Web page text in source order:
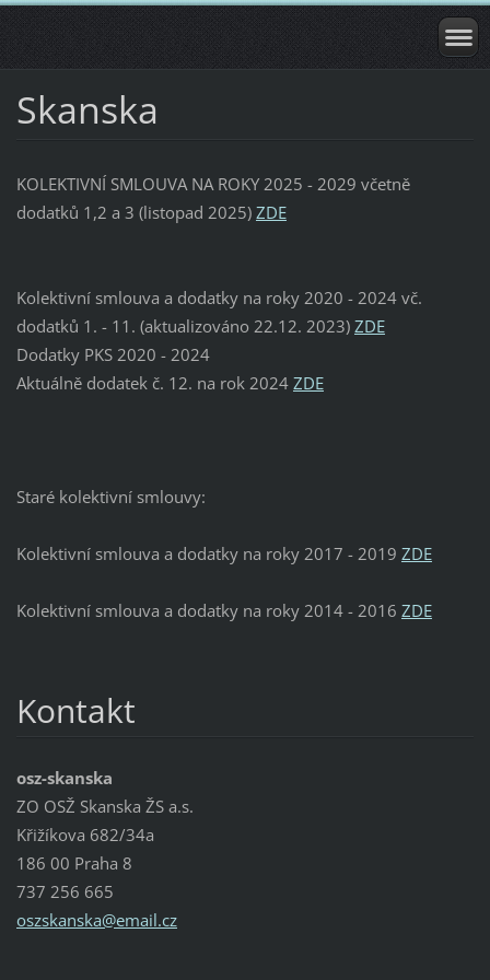
Skanska
KOLEKTIVNÍ SMLOUVA NA ROKY 2025 - 2029 včetně
dodatků 1,2 a 3 (listopad 2025) ZDE
Kolektivní smlouva a dodatky na roky 2020 - 2024 vč.
dodatků 1. - 11. (aktualizováno 22.12. 2023) ZDE
Dodatky PKS 2020 - 2024
Aktuálně dodatek č. 12. na rok 2024 ZDE
Staré kolektivní smlouvy:
Kolektivní smlouva a dodatky na roky 2017 - 2019 ZDE
Kolektivní smlouva a dodatky na roky 2014 - 2016 ZDE
Kontakt
osz-skanska
ZO OSŽ Skanska ŽS a.s.
Křižíkova 682/34a
186 00 Praha 8
737 256 665
oszskanska@email.cz